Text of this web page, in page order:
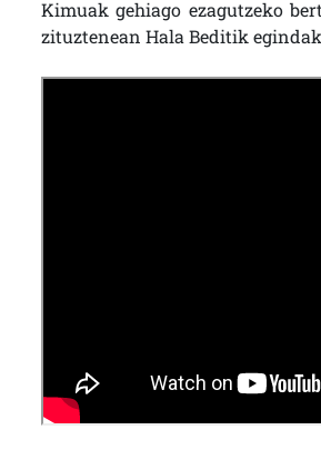
Kimuak gehiago ezagutzeko
zituztenean Hala Beditik